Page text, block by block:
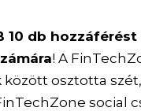
10 db
! A
osztotta
social